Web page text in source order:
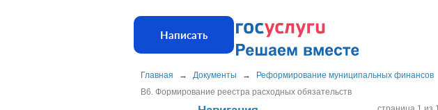
Написать
Главная → Документы → Реформирование муниципальных финансов
B6. Формирование реестра расходных обязательств